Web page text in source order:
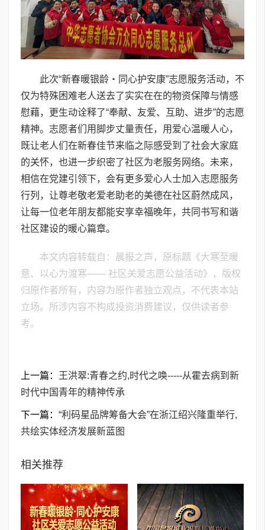
此次“新春暖银龄・同心护安康”志愿服务活动，不
仅为特殊困难老人送去了实实在在的物资保障与情感
慰藉，更生动诠释了“奉献、友爱、互助、进步”的志愿
精神。志愿者们用脚步丈量责任，用爱心温暖人心，
既让老人们在新春佳节来临之际感受到了社会大家庭
的关怀，也进一步织密了社区为老服务网络。未来，
相信在党建引领下，会有更多爱心人士加入志愿服务
行列，让尊老敬老爱老助老的美德在社区蔚然成风，
让每一位老年朋友都能安享幸福晚年，共同书写和谐
社区建设的暖心篇章。
本文内容转载自：晨报之声，原标题《​大寒至暖
意、以心为渡寒—— 社区关爱志愿公益活动》，版权
归原作者所有，内容为原作者独立观点，不代表本站
立场。所涉内容不构成投资消费建议，仅供读者参
考。
上一篇：
王洪翠:青春之约,时代之唤-----从霍去病到新
时代中国青年的精神传承
下一篇： ​“利码星品牌筹备大会”在浙江绍兴隆重举行,
共绘实体经济发展新蓝图
相关推荐